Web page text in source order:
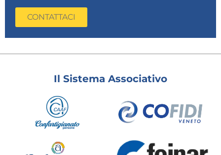
CONTATTACI
Il Sistema Associativo